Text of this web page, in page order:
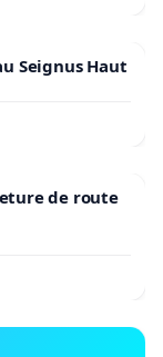
Seignus Haut
de route